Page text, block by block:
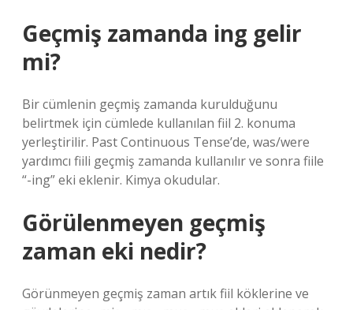
Geçmiş zamanda ing gelir
mi?
Bir cümlenin geçmiş zamanda kurulduğunu
belirtmek için cümlede kullanılan fiil 2. konuma
yerleştirilir. Past Continuous Tense’de, was/were
yardımcı fiili geçmiş zamanda kullanılır ve sonra fiile
“-ing” eki eklenir. Kimya okudular.
Görülenmeyen geçmiş
zaman eki nedir?
Görünmeyen geçmiş zaman artık fiil köklerine ve